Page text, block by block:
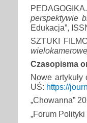
perspektywie
Edukacja”,
SZTUKI
Czasopisma
Nowe
UŚ: https://
„Chowanna”
„Forum